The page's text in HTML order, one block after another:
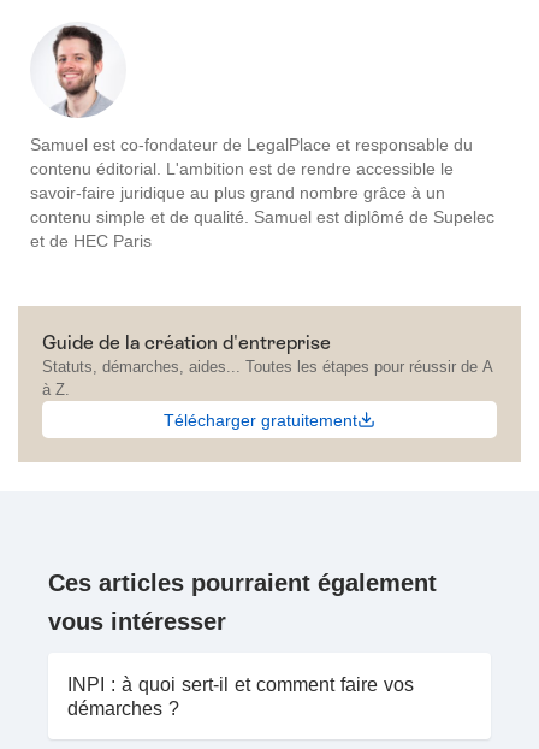
Samuel est co-fondateur de LegalPlace et responsable du
contenu éditorial. L'ambition est de rendre accessible le
savoir-faire juridique au plus grand nombre grâce à un
contenu simple et de qualité. Samuel est diplômé de Supelec
et de HEC Paris
Guide de la création d'entreprise
Statuts, démarches, aides... Toutes les étapes pour réussir de A
à Z.
Télécharger gratuitement
Ces articles pourraient également
vous intéresser
INPI : à quoi sert-il et comment faire vos
démarches ?